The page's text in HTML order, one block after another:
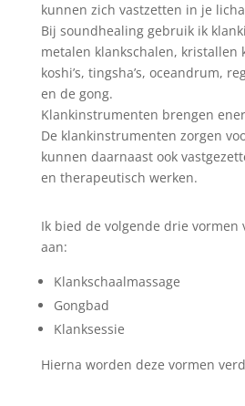
kunnen zich vastzetten in je
Bij soundhealing gebruik ik
metalen klankschalen, kristallen
koshi’s, tingsha’s, oceandrum,
en de gong.
Klankinstrumenten brengen
De klankinstrumenten zorgen
kunnen daarnaast ook
en therapeutisch werken.
Ik bied de volgende drie vormen
aan:
Klankschaalmassage
Gongbad
Klanksessie
Hierna worden deze vormen